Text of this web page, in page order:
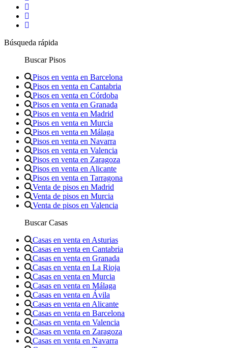
Búsqueda rápida
Buscar Pisos
Pisos en venta en Barcelona
Pisos en venta en Cantabria
Pisos en venta en Córdoba
Pisos en venta en Granada
Pisos en venta en Madrid
Pisos en venta en Murcia
Pisos en venta en Málaga
Pisos en venta en Navarra
Pisos en venta en Valencia
Pisos en venta en Zaragoza
Pisos en venta en Alicante
Pisos en venta en Tarragona
Venta de pisos en Madrid
Venta de pisos en Murcia
Venta de pisos en Valencia
Buscar Casas
Casas en venta en Asturias
Casas en venta en Cantabria
Casas en venta en Granada
Casas en venta en La Rioja
Casas en venta en Murcia
Casas en venta en Málaga
Casas en venta en Ávila
Casas en venta en Alicante
Casas en venta en Barcelona
Casas en venta en Valencia
Casas en venta en Zaragoza
Casas en venta en Navarra